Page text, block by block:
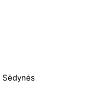
Sėdynės